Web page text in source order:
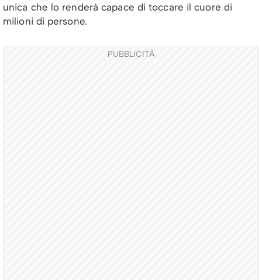
unica che lo renderà capace di toccare il cuore di
milioni di persone.
PUBBLICITÀ